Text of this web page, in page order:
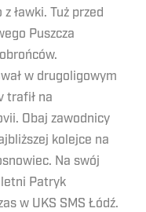
ławki. Tuż przed
Puszcza
w drugoligowym
trafił na
Obaj zawodnicy
kolejce na
Na swój
Patryk
w UKS SMS Łódź.